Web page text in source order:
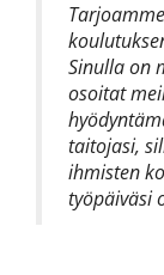
Sinulla on
osoitat
taitojasi,
ihmisten
työpäiväsi